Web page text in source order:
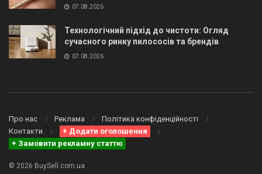
07.08.2026
Технологічний підхід до чистоти: Огляд
сучасного ринку пилососів та брендів
07.08.2026
Про нас Реклама
Політика конфіденційності
Контакти
+ Додати оголошення
+ Замовити рекламну статтю
© 2026 BuySell.com.ua